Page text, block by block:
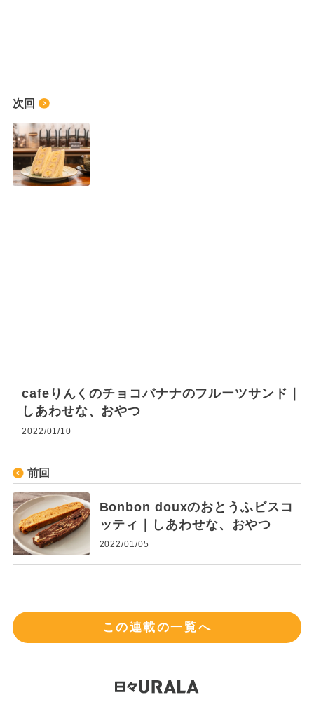
次回
cafeりんくのチョコバナナのフルーツサンド｜
しあわせな、おやつ
2022/01/10
前回
Bonbon douxのおとうふビスコ
ッティ｜しあわせな、おやつ
2022/01/05
この連載の一覧へ